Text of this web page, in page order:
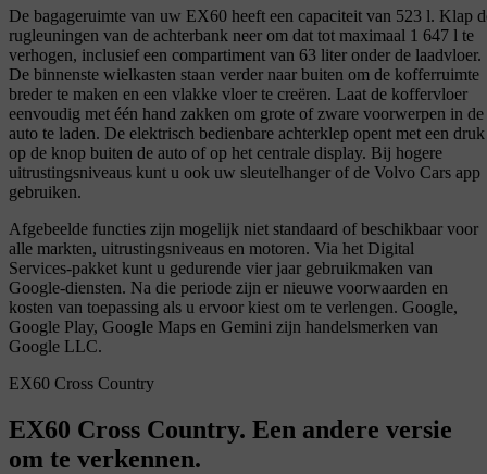
De bagageruimte van uw EX60 heeft een capaciteit van 523 l. Klap
rugleuningen van de achterbank neer om dat tot maximaal 1 647 l te
verhogen, inclusief een compartiment van 63 liter onder de laadvloer.
De binnenste wielkasten staan verder naar buiten om de kofferruimte
breder te maken en een vlakke vloer te creëren. Laat de koffervloer
eenvoudig met één hand zakken om grote of zware voorwerpen in de
auto te laden. De elektrisch bedienbare achterklep opent met een druk
op de knop buiten de auto of op het centrale display. Bij hogere
uitrustingsniveaus kunt u ook uw sleutelhanger of de Volvo Cars app
gebruiken.
Afgebeelde functies zijn mogelijk niet standaard of beschikbaar voor
alle markten, uitrustingsniveaus en motoren. Via het Digital
Services-pakket kunt u gedurende vier jaar gebruikmaken van
Google-diensten. Na die periode zijn er nieuwe voorwaarden en
kosten van toepassing als u ervoor kiest om te verlengen. Google,
Google Play, Google Maps en Gemini zijn handelsmerken van
Google LLC.
EX60 Cross Country
EX60 Cross Country. Een andere versie
om te verkennen.